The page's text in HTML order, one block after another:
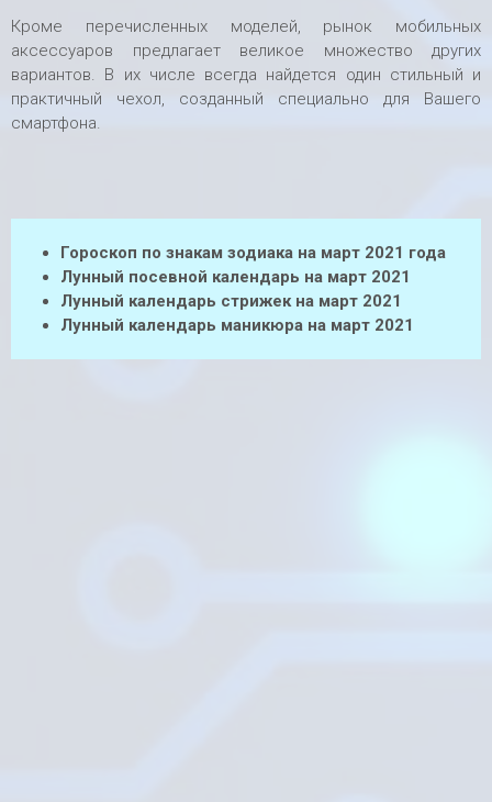
Кроме перечисленных моделей, рынок мобильных
аксессуаров предлагает великое множество других
вариантов. В их числе всегда найдется один стильный и
практичный чехол, созданный специально для Вашего
смартфона.
Гороскоп по знакам зодиака на март 2021 года
Лунный посевной календарь на март 2021
Лунный календарь стрижек на март 2021
Лунный календарь маникюра на март 2021